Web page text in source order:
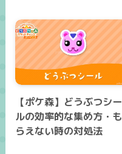
【ポケ森】どうぶつシー
ルの効率的な集め方・も
らえない時の対処法